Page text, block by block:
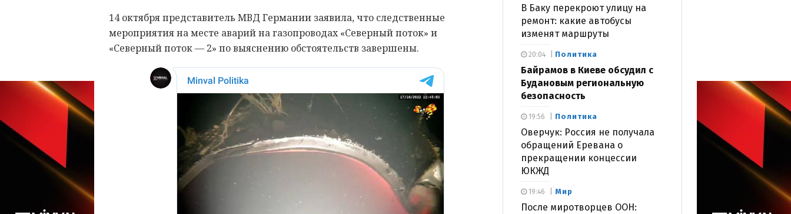
14 октября представитель МВД Германии заявила, что следственные
мероприятия на месте аварий на газопроводах «Северный поток» и
«Северный поток — 2» по выяснению обстоятельств завершены.
В Баку перекроют улицу на
ремонт: какие автобусы
изменят маршруты
Политика
Байрамов в Киеве обсудил с
Будановым региональную
безопасность
20:04
Политика
Оверчук: Россия не получала
обращений Еревана о
прекращении концессии
ЮКЖД
19:56
Мир
После миротворцев ООН:
19:46